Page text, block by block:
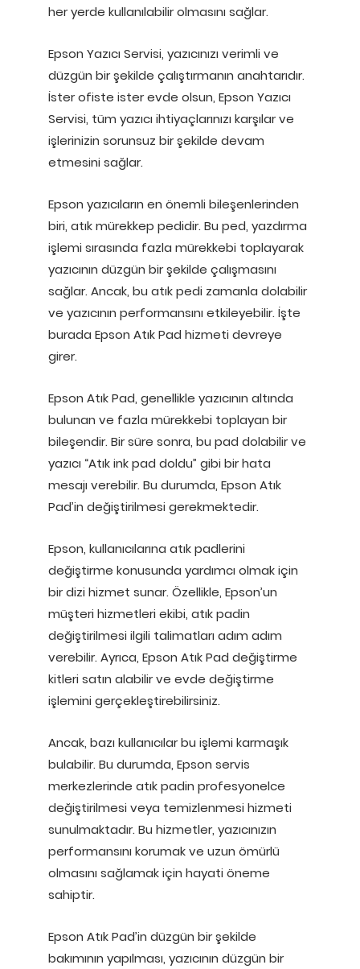
her yerde kullanılabilir olmasını sağlar.
Epson Yazıcı Servisi, yazıcınızı verimli ve
düzgün bir şekilde çalıştırmanın anahtarıdır.
İster ofiste ister evde olsun, Epson Yazıcı
Servisi, tüm yazıcı ihtiyaçlarınızı karşılar ve
işlerinizin sorunsuz bir şekilde devam
etmesini sağlar.
Epson yazıcıların en önemli bileşenlerinden
biri, atık mürekkep pedidir. Bu ped, yazdırma
işlemi sırasında fazla mürekkebi toplayarak
yazıcının düzgün bir şekilde çalışmasını
sağlar. Ancak, bu atık pedi zamanla dolabilir
ve yazıcının performansını etkileyebilir. İşte
burada Epson Atık Pad hizmeti devreye
girer.
Epson Atık Pad, genellikle yazıcının altında
bulunan ve fazla mürekkebi toplayan bir
bileşendir. Bir süre sonra, bu pad dolabilir ve
yazıcı “Atık ink pad doldu” gibi bir hata
mesajı verebilir. Bu durumda, Epson Atık
Pad’in değiştirilmesi gerekmektedir.
Epson, kullanıcılarına atık padlerini
değiştirme konusunda yardımcı olmak için
bir dizi hizmet sunar. Özellikle, Epson’un
müşteri hizmetleri ekibi, atık padin
değiştirilmesi ilgili talimatları adım adım
verebilir. Ayrıca, Epson Atık Pad değiştirme
kitleri satın alabilir ve evde değiştirme
işlemini gerçekleştirebilirsiniz.
Ancak, bazı kullanıcılar bu işlemi karmaşık
bulabilir. Bu durumda, Epson servis
merkezlerinde atık padin profesyonelce
değiştirilmesi veya temizlenmesi hizmeti
sunulmaktadır. Bu hizmetler, yazıcınızın
performansını korumak ve uzun ömürlü
olmasını sağlamak için hayati öneme
sahiptir.
Epson Atık Pad’in düzgün bir şekilde
bakımının yapılması, yazıcının düzgün bir